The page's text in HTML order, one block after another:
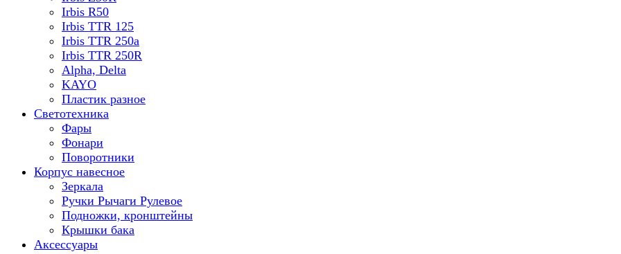
Irbis R50
Irbis TTR 125
Irbis TTR 250a
Irbis TTR 250R
Alpha, Delta
KAYO
Пластик разное
Светотехника
Фары
Фонари
Поворотники
Корпус навесное
Зеркала
Ручки Рычаги Рулевое
Подножки, кронштейны
Крышки бака
Аксессуары